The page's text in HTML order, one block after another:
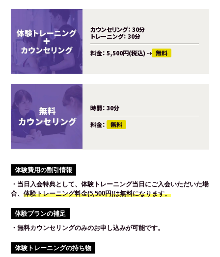
カウンセリング： 30分
トレーニング： 30分
料金： 5,500円(税込)⇢ 無料
時間： 30分
料金： 無料
体験費用の割引情報
・当日入会特典として、体験トレーニング当日にご入会いただいた場
合、体験トレーニング料金(5,500円)は無料になります。
体験プランの補足
・無料カウンセリングのみのお申し込みが可能です。
体験トレーニングの持ち物